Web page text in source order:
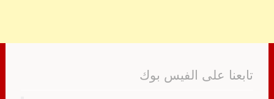
تابعنا على الفيس بوك